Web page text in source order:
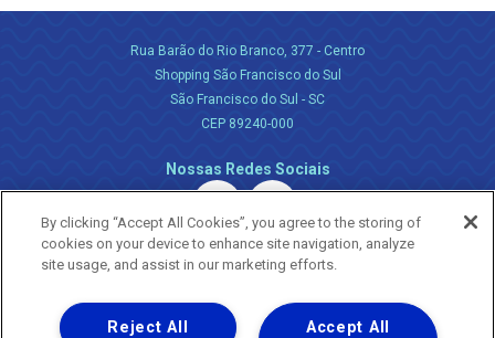
Rua Barão do Rio Branco, 377 - Centro
Shopping São Francisco do Sul
São Francisco do Sul - SC
CEP 89240-000
Nossas Redes Sociais
By clicking “Accept All Cookies”, you agree to the storing of
cookies on your device to enhance site navigation, analyze
site usage, and assist in our marketing efforts.
Accept All
Reject All